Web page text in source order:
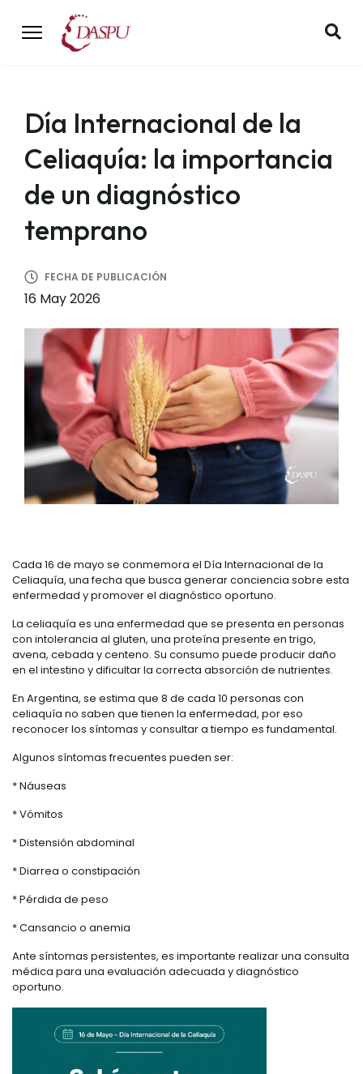
Día Internacional de la
Celiaquía: la importancia
de un diagnóstico
temprano
FECHA DE PUBLICACIÓN
16 May 2026
Cada 16 de mayo se conmemora el Día Internacional de la
Celiaquía, una fecha que busca generar conciencia sobre esta
enfermedad y promover el diagnóstico oportuno.
La celiaquía es una enfermedad que se presenta en personas
con intolerancia al gluten, una proteína presente en trigo,
avena, cebada y centeno. Su consumo puede producir daño
en el intestino y dificultar la correcta absorción de nutrientes.
En Argentina, se estima que 8 de cada 10 personas con
celiaquía no saben que tienen la enfermedad, por eso
reconocer los síntomas y consultar a tiempo es fundamental.
Algunos síntomas frecuentes pueden ser:
* Náuseas
* Vómitos
* Distensión abdominal
* Diarrea o constipación
* Pérdida de peso
* Cansancio o anemia
Ante síntomas persistentes, es importante realizar una consulta
médica para una evaluación adecuada y diagnóstico
oportuno.